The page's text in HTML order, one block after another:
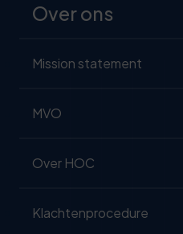
Over ons
Mission statement
MVO
Over HOC
Klachtenprocedure